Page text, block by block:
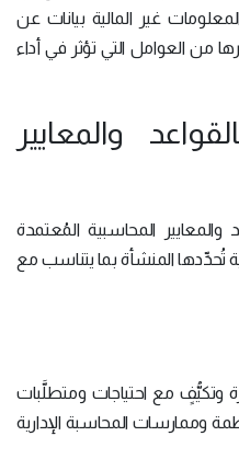
غير المالية بيانات عن
من العوامل التي تؤثر في أداء
والمعايير
والمعايير المحاسبية المُعتمدة
تُحدِّدها المنشأة بما يتناسب مع
وتكيُّفٍ مع احتياجات ومتطلَّبات
وممارسات المحاسبة الإدارية